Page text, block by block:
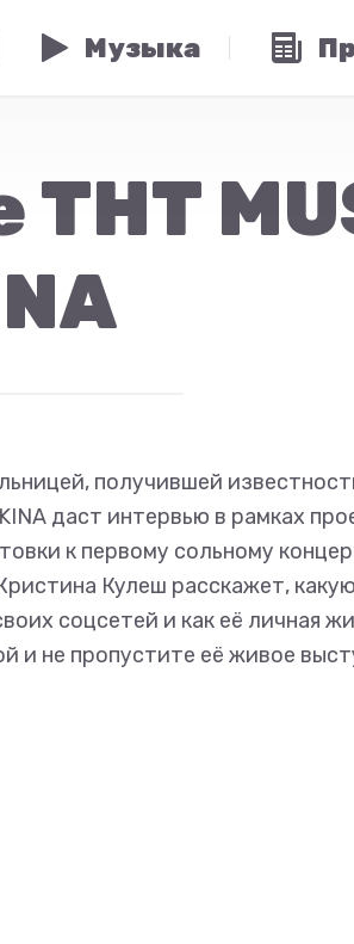
Музыка
получившей
даст интервью в рамках
к первому сольному
Кулеш расскажет,
соцсетей и как её личная
и не пропустите её живое